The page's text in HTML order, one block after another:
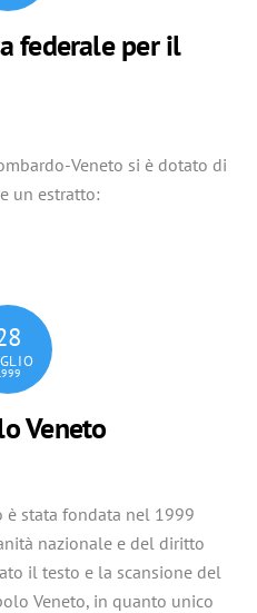
federale per il
Veneto si è dotato di
un estratto:
Veneto
è stata fondata nel 1999
nazionale e del diritto
il testo e la scansione del
Veneto, in quanto unico